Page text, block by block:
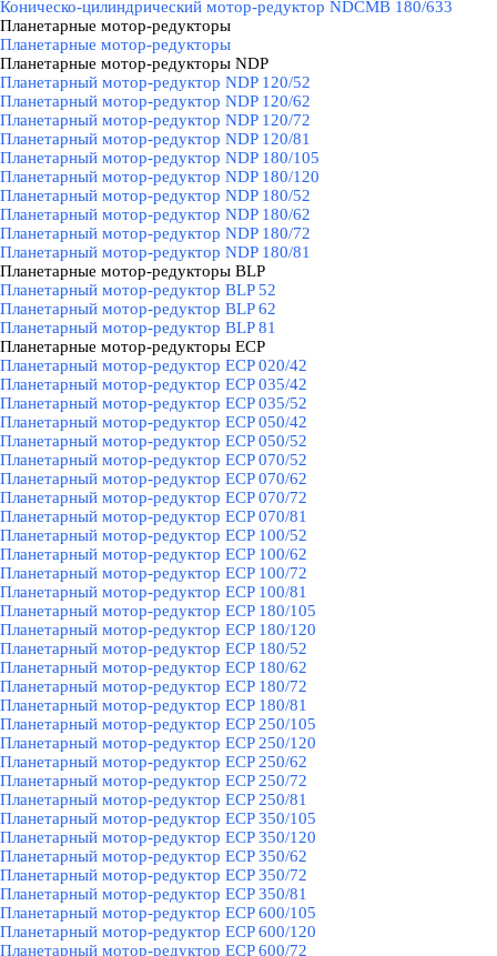
Коническо-цилиндрический мотор-редуктор NDCMB 180/633
Планетарные мотор-редукторы
Планетарные мотор-редукторы
Планетарные мотор-редукторы NDP
Планетарный мотор-редуктор NDP 120/52
Планетарный мотор-редуктор NDP 120/62
Планетарный мотор-редуктор NDP 120/72
Планетарный мотор-редуктор NDP 120/81
Планетарный мотор-редуктор NDP 180/105
Планетарный мотор-редуктор NDP 180/120
Планетарный мотор-редуктор NDP 180/52
Планетарный мотор-редуктор NDP 180/62
Планетарный мотор-редуктор NDP 180/72
Планетарный мотор-редуктор NDP 180/81
Планетарные мотор-редукторы BLP
Планетарный мотор-редуктор BLP 52
Планетарный мотор-редуктор BLP 62
Планетарный мотор-редуктор BLP 81
Планетарные мотор-редукторы ECP
Планетарный мотор-редуктор ECP 020/42
Планетарный мотор-редуктор ECP 035/42
Планетарный мотор-редуктор ECP 035/52
Планетарный мотор-редуктор ECP 050/42
Планетарный мотор-редуктор ECP 050/52
Планетарный мотор-редуктор ECP 070/52
Планетарный мотор-редуктор ECP 070/62
Планетарный мотор-редуктор ECP 070/72
Планетарный мотор-редуктор ECP 070/81
Планетарный мотор-редуктор ECP 100/52
Планетарный мотор-редуктор ECP 100/62
Планетарный мотор-редуктор ECP 100/72
Планетарный мотор-редуктор ECP 100/81
Планетарный мотор-редуктор ECP 180/105
Планетарный мотор-редуктор ECP 180/120
Планетарный мотор-редуктор ECP 180/52
Планетарный мотор-редуктор ECP 180/62
Планетарный мотор-редуктор ECP 180/72
Планетарный мотор-редуктор ECP 180/81
Планетарный мотор-редуктор ECP 250/105
Планетарный мотор-редуктор ECP 250/120
Планетарный мотор-редуктор ECP 250/62
Планетарный мотор-редуктор ECP 250/72
Планетарный мотор-редуктор ECP 250/81
Планетарный мотор-редуктор ECP 350/105
Планетарный мотор-редуктор ECP 350/120
Планетарный мотор-редуктор ECP 350/62
Планетарный мотор-редуктор ECP 350/72
Планетарный мотор-редуктор ECP 350/81
Планетарный мотор-редуктор ECP 600/105
Планетарный мотор-редуктор ECP 600/120
Планетарный мотор-редуктор ECP 600/72